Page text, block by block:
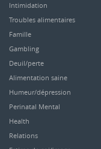
Intimidation
Troubles alimentaires
Famille
Gambling
Deuil/perte
Alimentation saine
Humeur/dépression
Perinatal Mental
Health
Relations